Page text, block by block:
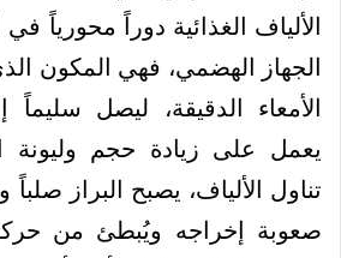
الألياف الغذائية دوراً
الجهاز الهضمي، فهي المكون
الأمعاء الدقيقة، ليصل
يعمل على زيادة حجم وليونة
تناول الألياف، يصبح البراز
صعوبة إخراجه ويُبطئ من حركة